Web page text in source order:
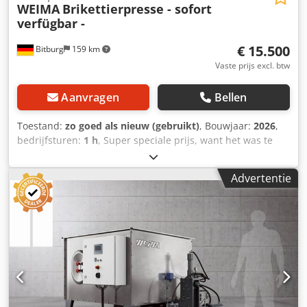
Bitburg 159 km
WEIMA Brikettierpresse - sofort
verfügbar -
€ 15.500
Vaste prijs excl. btw
Aanvragen Bellen
Toestand: zo goed als nieuw (gebruikt), Bouwjaar: 2026,
bedrijfsturen: 1 h, Super speciale prijs, want het was te
zien op onze eigen tentoonstelling. Bedrijfsuren: 1 Per
direct beschikbaar - onder voorbehoud van voorafgaande
verkoop Indien weg - dan weg Compact ontwerp, hoge
betrouwbaarheid en een uitstekende prijs-
prestatieverhouding Uitstekende prijs-
prestatieverhouding: dat zijn de voordelen van deze
machine, die perfect is voor het briketteren van materialen
zoals hout zoals hout, piepschuim, schuim of papier.
Speciaal kenmerk: de voorverdichting met schroef, die een
hoge briketkwaliteit garandeert. hoge briketkwaliteit
garandeert. Voor een snelle en eenvoudige installatie is de
Advertentie